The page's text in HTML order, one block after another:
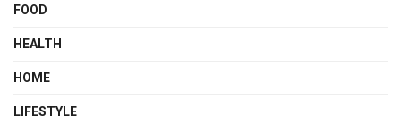
FOOD
HEALTH
HOME
LIFESTYLE